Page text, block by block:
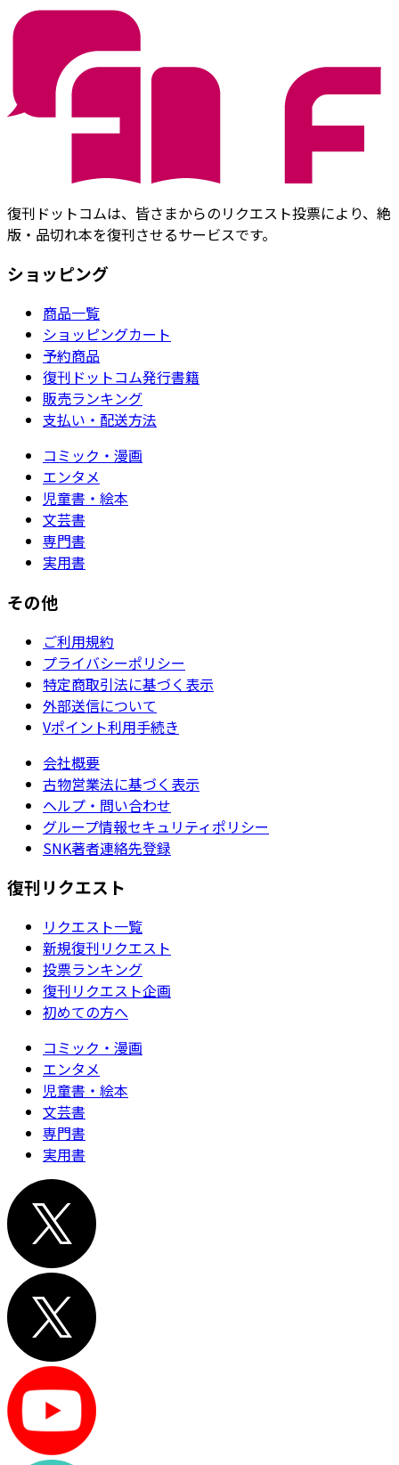
復刊ドットコムは、皆さまからのリクエスト投票により、絶
版・品切れ本を復刊させるサービスです。
ショッピング
商品一覧
ショッピングカート
予約商品
復刊ドットコム発行書籍
販売ランキング
支払い・配送方法
コミック・漫画
エンタメ
児童書・絵本
文芸書
専門書
実用書
その他
ご利用規約
プライバシーポリシー
特定商取引法に基づく表示
外部送信について
Vポイント利用手続き
会社概要
古物営業法に基づく表示
ヘルプ・問い合わせ
グループ情報セキュリティポリシー
SNK著者連絡先登録
復刊リクエスト
リクエスト一覧
新規復刊リクエスト
投票ランキング
復刊リクエスト企画
初めての方へ
コミック・漫画
エンタメ
児童書・絵本
文芸書
専門書
実用書